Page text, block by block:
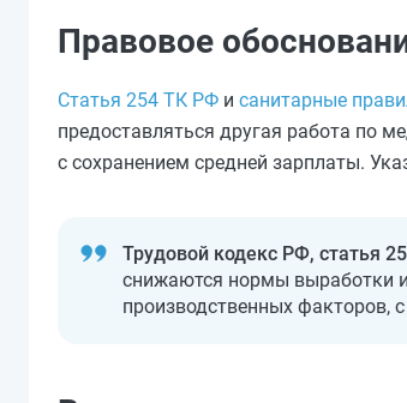
Правовое
Статья 254 ТК РФ и санитарные
предоставляться другая работа по
с сохранением средней зарплаты.
Трудовой кодекс РФ, статья
снижаются нормы выработки
производственных факторов,